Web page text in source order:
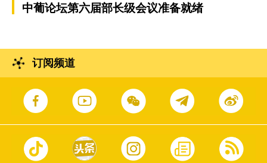
中葡论坛第六届部长级会议准备就绪
订阅频道